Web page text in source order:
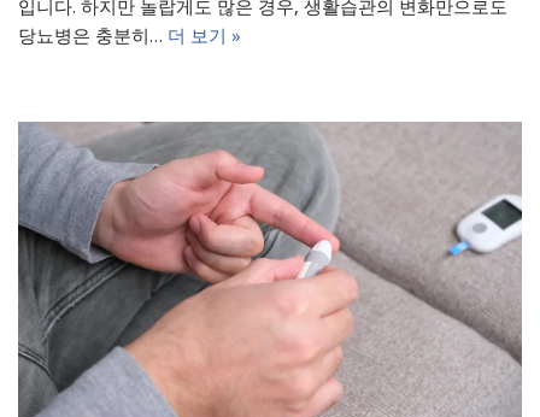
입니다. 하지만 놀랍게도 많은 경우, 생활습관의 변화만으로도
당뇨병은 충분히… 더 보기 »